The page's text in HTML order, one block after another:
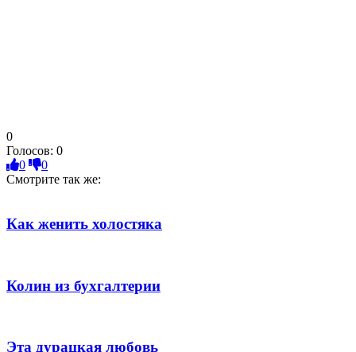
0
Голосов: 0
0
0
Смотрите так же:
Как женить холостяка
Колин из бухгалтерии
Эта дурацкая любовь